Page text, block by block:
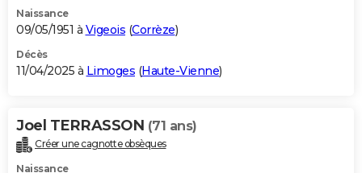
Naissance
09/05/1951 à Vigeois (Corrèze)
Décès
11/04/2025 à Limoges (Haute-Vienne)
Joel TERRASSON (71 ans)
Créer une cagnotte obsèques
Naissance